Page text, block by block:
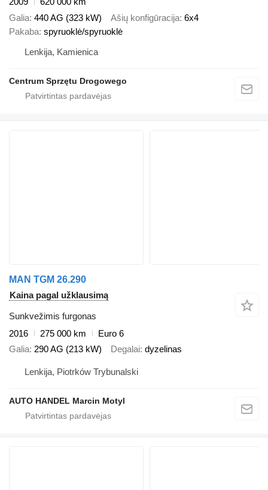
Galia 440 AG (323 kW) Ašių konfigūracija 6x4
Pakaba spyruoklė/spyruoklė
Lenkija, Kamienica
Centrum Sprzętu Drogowego
MAN TGM 26.290
Kaina pagal užklausimą
Sunkvežimis furgonas
2016
275 000 km
Euro 6
Galia 290 AG (213 kW) Degalai dyzelinas
Lenkija, Piotrków Trybunalski
AUTO HANDEL Marcin Motyl